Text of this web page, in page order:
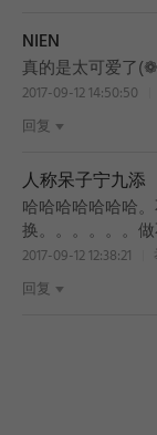
NIEN
真的是太可爱了
2017-09-12 14:50:50
回复
人称呆子宁九添
哈哈哈哈哈哈哈
换。。。。。。
2017-09-12 12:38:21
回复